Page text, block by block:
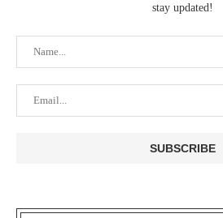
stay updated!